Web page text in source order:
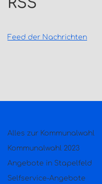
RSS
Feed der Nachrichten
Alles zur Kommunalwahl
Kommunalwahl 2023
Angebote in Stapelfeld
Selfservice-Angebote